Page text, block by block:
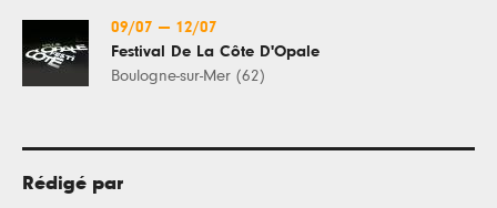
09/07 — 12/07
Festival De La Côte D'Opale
Boulogne-sur-Mer (62)
Rédigé par